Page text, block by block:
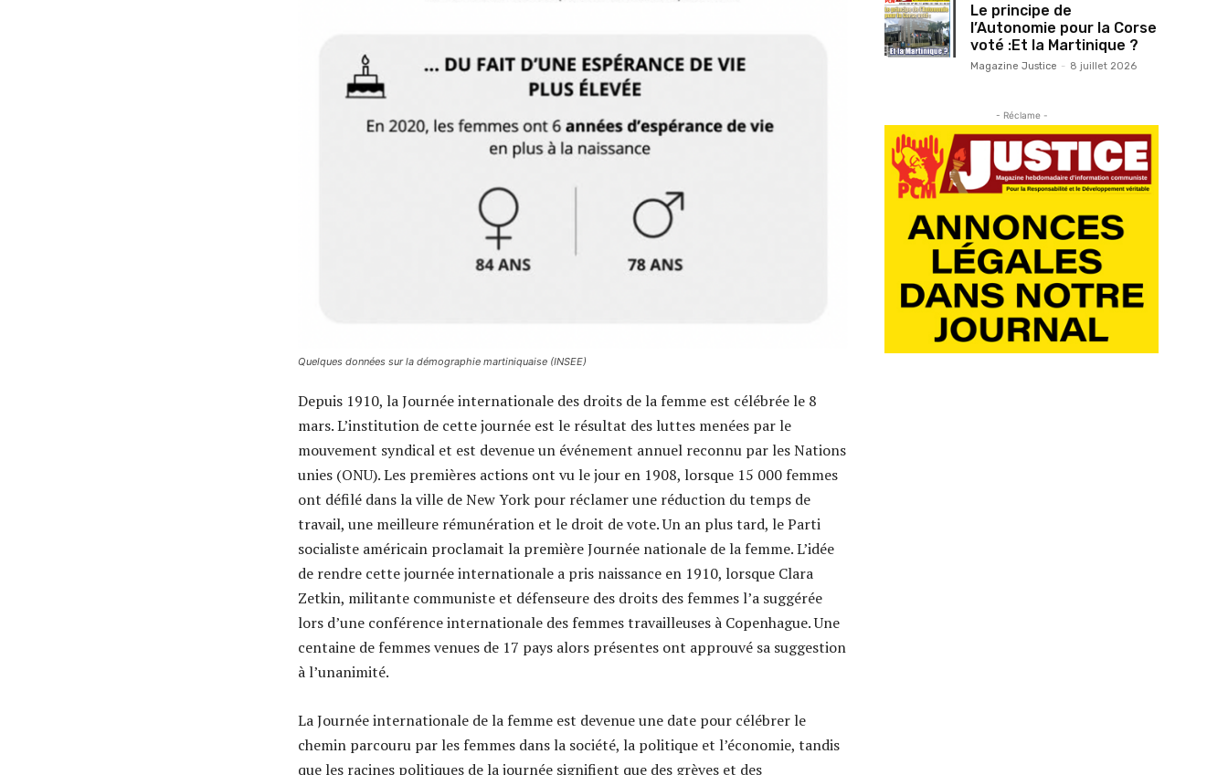
Quelques données sur la démographie martiniquaise (INSEE)
Depuis 1910, la Journée internationale des droits de la femme est célébrée le 8
mars. L’institution de cette journée est le résultat des luttes menées par le
mouvement syndical et est devenue un événement annuel reconnu par les Nations
unies (ONU). Les premières actions ont vu le jour en 1908, lorsque 15 000 femmes
ont défilé dans la ville de New York pour réclamer une réduction du temps de
travail, une meilleure rémunération et le droit de vote. Un an plus tard, le Parti
socialiste américain proclamait la première Journée nationale de la femme. L’idée
de rendre cette journée internationale a pris naissance en 1910, lorsque Clara
Zetkin, militante communiste et défenseure des droits des femmes l’a suggérée
lors d’une conférence internationale des femmes travailleuses à Copenhague. Une
centaine de femmes venues de 17 pays alors présentes ont approuvé sa suggestion
à l’unanimité.
La Journée internationale de la femme est devenue une date pour célébrer le
chemin parcouru par les femmes dans la société, la politique et l’économie, tandis
que les racines politiques de la journée signifient que des grèves et des
Le principe de
l’Autonomie pour la Corse
voté :Et la Martinique ?
Magazine Justice - 8 juillet 2026
- Réclame -